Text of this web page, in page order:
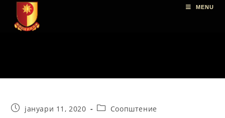
MENU
јануари 11, 2020 Соопштение